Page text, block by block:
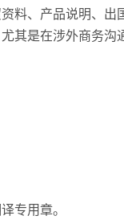
料、产品说明、出
其是在涉外商务
专用章。